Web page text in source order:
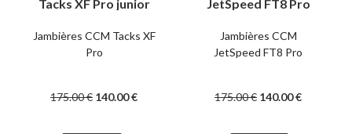
Tacks XF Pro junior
Jambières CCM Tacks XF
Pro
175.00€ 140.00€
JetSpeed FT8 Pro
Jambières CCM
JetSpeed FT8 Pro
175.00€ 140.00€